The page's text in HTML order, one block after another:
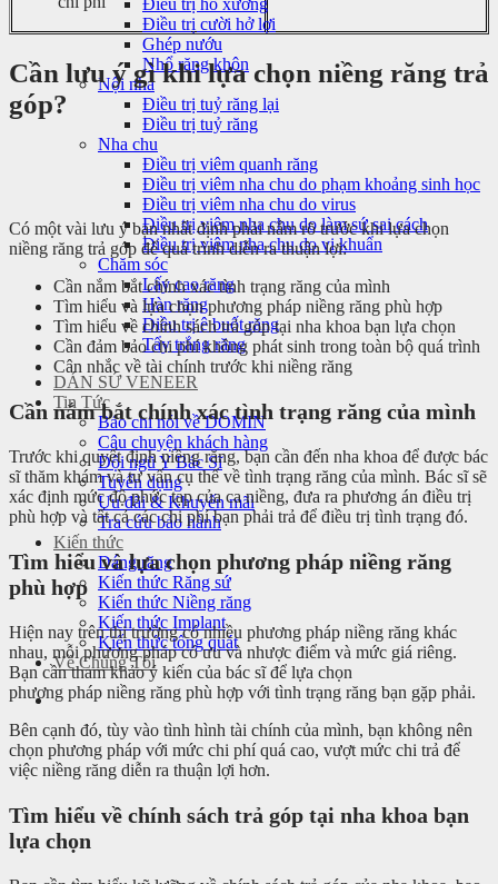
Điều trị hô xương
Điều trị cười hở lợi
Ghép nướu
Nhổ răng khôn
Nội nha
Điều trị tuỷ răng lại
Điều trị tuỷ răng
Nha chu
Điều trị viêm quanh răng
Điều trị viêm nha chu do phạm khoảng sinh học
Điều trị viêm nha chu do virus
Điều trị viêm nha chu do làm sứ sai cách
Điều trị viêm nha chu do vi khuẩn
Chăm sóc
Lấy cao răng
Hàn răng
Điều trị ê buốt răng
Tẩy trắng răng
DÁN SỨ VENEER
Tin Tức
Báo chí nói về DOMIN
Câu chuyện khách hàng
Đội ngũ Y Bác Sĩ
Tuyển dụng
Ưu đãi & Khuyến mãi
Tra cứu bảo hành
Kiến thức
Dáng răng
Kiến thức Răng sứ
Kiến thức Niềng răng
Kiến thức Implant
Kiến thức tổng quát
Về Chúng Tôi
Cần lưu ý gì khi lựa chọn niềng răng trả
góp?
Có một vài lưu ý bạn nhất định phải nắm rõ trước khi lựa chọn
niềng răng trả góp để quá trình diễn ra thuận lợi:
Cần nắm bắt chính xác tình trạng răng của mình
Tìm hiểu và lựa chọn phương pháp niềng răng phù hợp
Tìm hiểu về chính sách trả góp tại nha khoa bạn lựa chọn
Cần đảm bảo chi phí không phát sinh trong toàn bộ quá trình
Cân nhắc về tài chính trước khi niềng răng
Cần nắm bắt chính xác tình trạng răng của mình
Trước khi quyết định niềng răng, bạn cần đến nha khoa để được bác
sĩ thăm khám và tư vấn cụ thể về tình trạng răng của mình. Bác sĩ sẽ
xác định mức độ phức tạp của ca niềng, đưa ra phương án điều trị
phù hợp và tất cả các chi phí bạn phải trả để điều trị tình trạng đó.
Tìm hiểu và lựa chọn phương pháp niềng răng
phù hợp
Hiện nay trên thị trường có nhiều phương pháp niềng răng khác
nhau, mỗi phương pháp có ưu và nhược điểm và mức giá riêng.
Bạn cần tham khảo ý kiến của bác sĩ để lựa chọn
phương pháp niềng răng phù hợp với tình trạng răng bạn gặp phải.
Bên cạnh đó, tùy vào tình hình tài chính của mình, bạn không nên
chọn phương pháp với mức chi phí quá cao, vượt mức chi trả để
việc niềng răng diễn ra thuận lợi hơn.
Tìm hiểu về chính sách trả góp tại nha khoa bạn
lựa chọn